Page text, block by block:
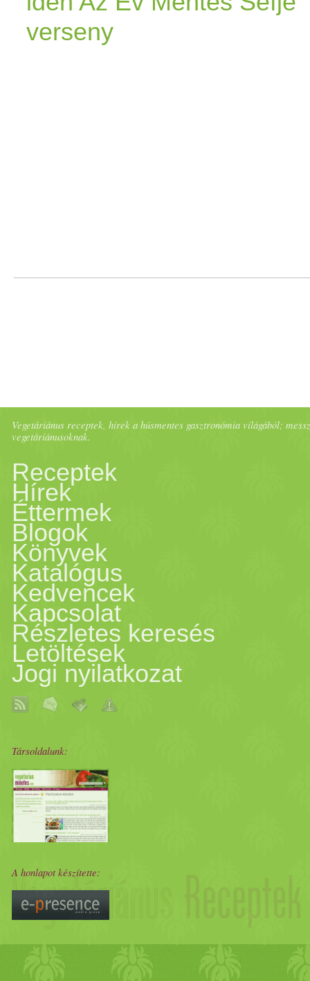
verseny
Vegetáriánus receptek, hírek a húsmentes gasztronómia világából;
vegetáriánusoknak.
Receptek
Hírek
Éttermek
Blogok
Könyvek
Katalógus
Kedvencek
Kapcsolat
Részletes keresés
Letöltések
Jogi nyilatkozat
Társoldalunk:
A honlapot készítette: